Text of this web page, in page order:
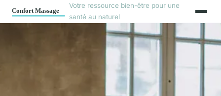
Votre ressource bien-être pour une
santé au naturel